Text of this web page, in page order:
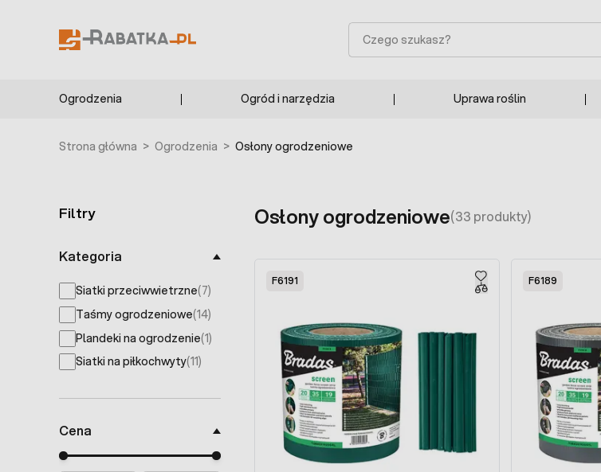
Szukaj
Ogrodzenia Ogród i narzędzia Uprawa roślin
Strona główna > Ogrodzenia > Osłony ogrodzeniowe
Filtry
Kategoria
Siatki przeciwwietrzne(7)
products available
Taśmy ogrodzeniowe(14)
products available
Plandeki na ogrodzenie(1)
products available
Siatki na piłkochwyty(11)
products available
Cena
Minimal price
Maximum price
Osłony ogrodzeniowe(33 produkty)
F6191 F6189